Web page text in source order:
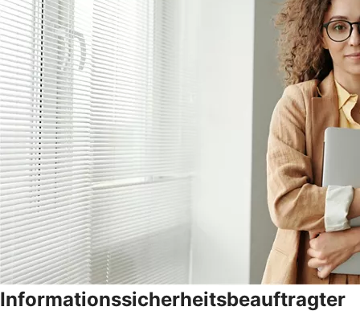
Informationssicherheitsbeauftragter